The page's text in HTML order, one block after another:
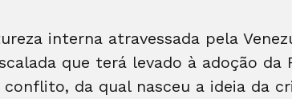
interna atravessada pela
que terá levado à adoção da
da qual nasceu a ideia da